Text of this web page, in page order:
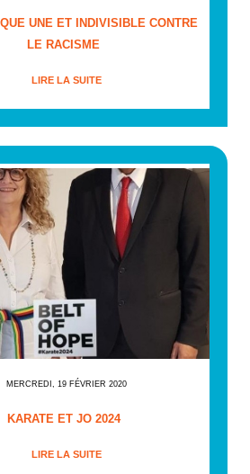
UNE ET INDIVISIBLE CONTRE
LE RACISME
LIRE LA SUITE
MERCREDI, 19 FÉVRIER 2020
KARATE ET JO 2024
LIRE LA SUITE